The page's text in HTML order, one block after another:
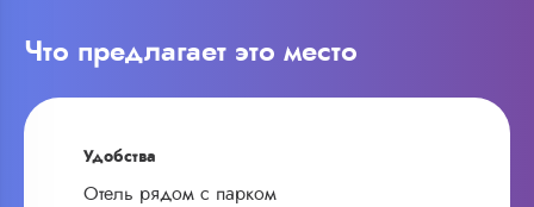
Что предлагает это место
Удобства
Отель рядом с парком